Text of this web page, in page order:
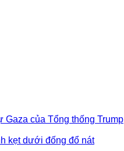
Gaza của Tổng thống Trump
kẹt dưới đống đổ nát